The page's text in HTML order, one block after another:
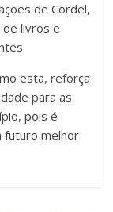
de Cordel,
livros e
esta, reforça
para as
pois é
futuro melhor